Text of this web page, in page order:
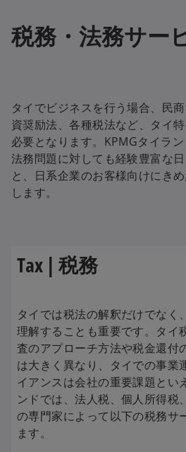
a
b b
税務・法務サー
タイでビジネスを行う場合、民
資奨励法、各種税法など、タイ
必要となります。KPMGタイラ
法務問題に対しても経験豊富な
と、日系企業のお客様向けにき
します。
Tax | 税務
タイでは税法の解釈だけでなく
理解することも重要です。タイ
査のアプローチ方法や税金還付
は大きく異なり、タイでの事業
イアンスは会社の重要課題とい
ンドでは、法人税、個人所得税
の専門家によって以下の税務サ
ます。